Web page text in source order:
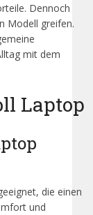
Dennoch
Modell greifen.
mit dem
Laptop
die einen
und